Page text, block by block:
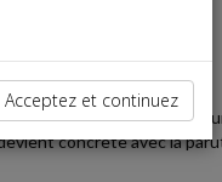
ROULEURS »
à destination des «
concrète avec la
Acceptez et continuez